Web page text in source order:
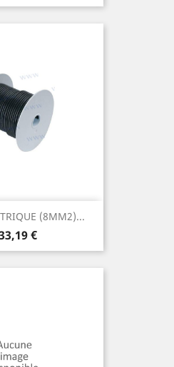
(8MM2)...
€